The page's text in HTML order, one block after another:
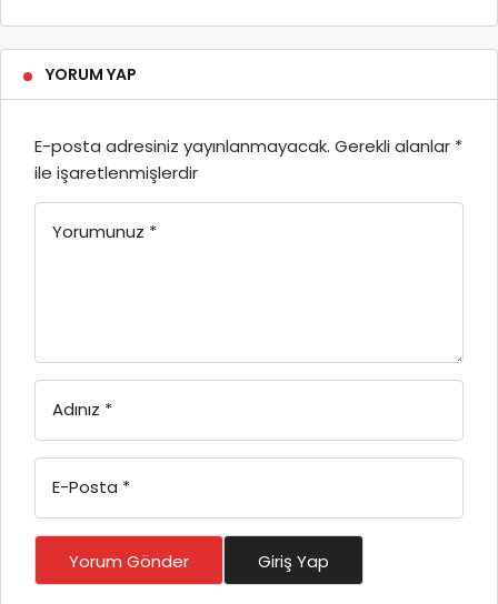
YORUM YAP
E-posta adresiniz yayınlanmayacak. Gerekli alanlar *
ile işaretlenmişlerdir
Yorumunuz *
Adınız *
E-Posta *
Yorum Gönder Giriş Yap